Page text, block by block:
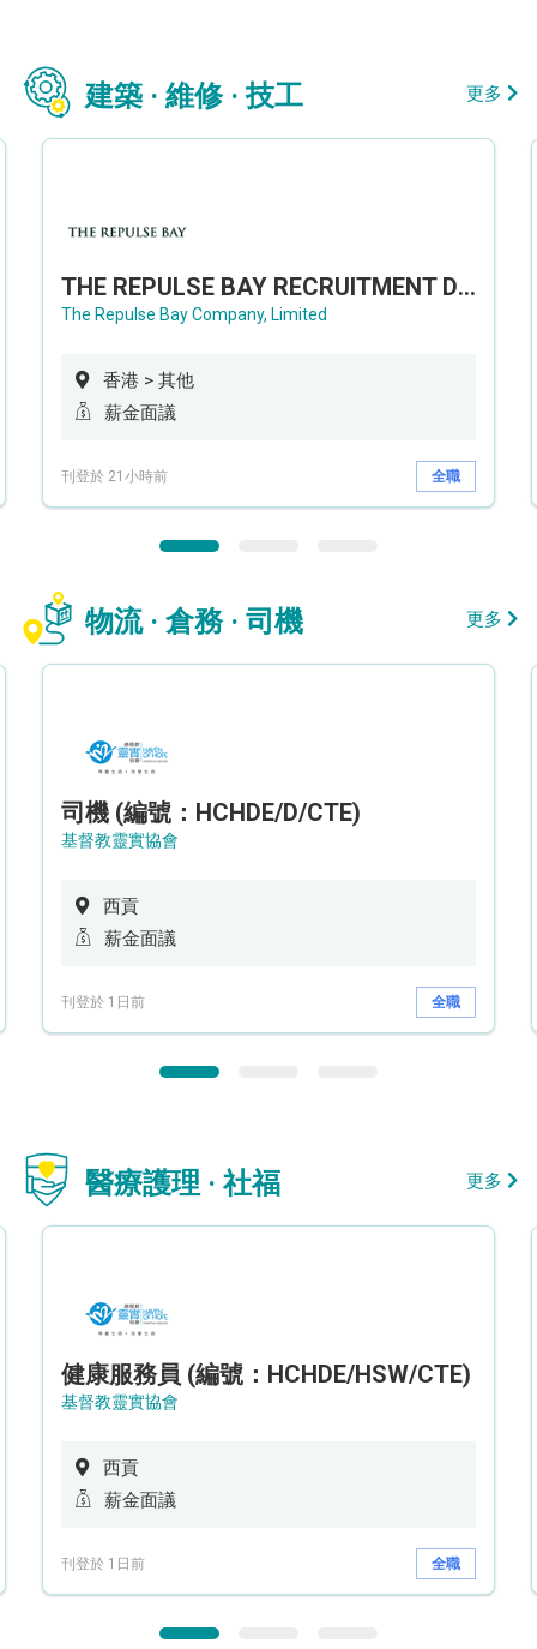
建築 · 維修 · 技工 更多
THE REPULSE BAY RECRUITMENT DAY 淺水灣影灣園人才招聘會
The Repulse Bay Company, Limited
香港 > 其他
薪金面議
刊登於 21小時前 全職
物流 · 倉務 · 司機 更多
司機 (編號：HCHDE/D/CTE)
基督教靈實協會
西貢
薪金面議
刊登於 1日前 全職
醫療護理 · 社福 更多
健康服務員 (編號：HCHDE/HSW/CTE)
基督教靈實協會
西貢
薪金面議
刊登於 1日前 全職